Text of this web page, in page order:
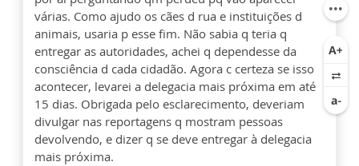
várias. Como ajudo os cães d rua e instituições d
animais, usaria p esse fim. Não sabia q teria q
entregar as autoridades, achei q dependesse da
consciência d cada cidadão. Agora c certeza se isso
acontecer, levarei a delegacia mais próxima em até
15 dias. Obrigada pelo esclarecimento, deveriam
divulgar nas reportagens q mostram pessoas
devolvendo, e dizer q se deve entregar à delegacia
mais próxima.